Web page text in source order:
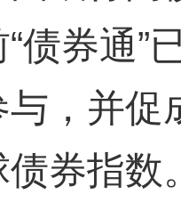
债券通”
，并促
债券指数